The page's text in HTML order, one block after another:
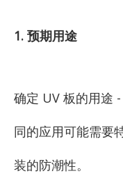
1. 预期用途
确定 UV 板的用途
同的应用可能需要
装的防潮性。